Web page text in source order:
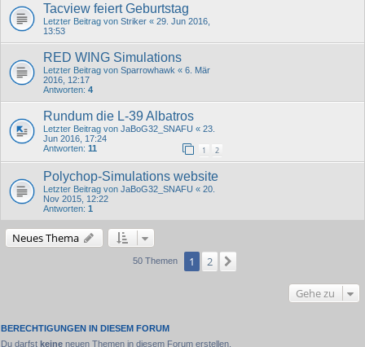
Tacview feiert Geburtstag
Letzter Beitrag von Striker « 29. Jun 2016,
13:53
RED WING Simulations
Letzter Beitrag von Sparrowhawk « 6. Mär
2016, 12:17
Antworten: 4
Rundum die L-39 Albatros
Letzter Beitrag von JaBoG32_SNAFU « 23.
Jun 2016, 17:24
Antworten: 11 1 2
Polychop-Simulations website
Letzter Beitrag von JaBoG32_SNAFU « 20.
Nov 2015, 12:22
Antworten: 1
Neues Thema
50 Themen 1 2
Gehe zu
BERECHTIGUNGEN IN DIESEM FORUM
Du darfst keine neuen Themen in diesem Forum erstellen.